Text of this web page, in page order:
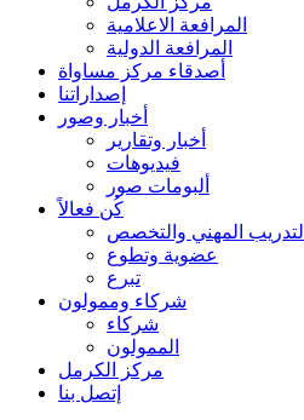
المرافعة الاعلامية
المرافعة الدولية
أصدقاء مركز مساواة
إصداراتنا
أخبار وصور
أخبار وتقارير
فيديوهات
ألبومات صور
كُن فعالاً
التدريب المهني والتخصص
عضوية وتطوع
تبرع
شركاء وممولون
شركاء
الممولون
مركز الكرمل
إتصل بنا